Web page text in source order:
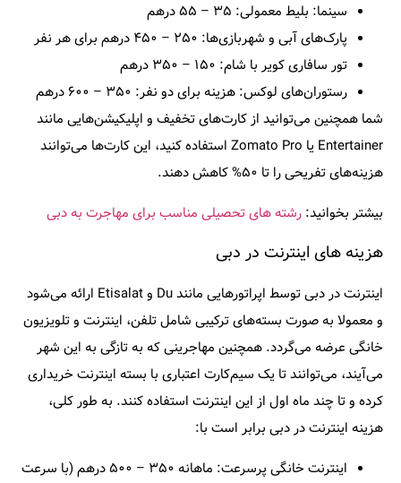
سینما: بلیط معمولی: ۳۵ – ۵۵ درهم
پارک‌های آبی و شهربازی‌ها: ۲۵۰ – ۴۵۰ درهم برای هر نفر
تور سافاری کویر با شام: ۱۵۰ – ۳۵۰ درهم
رستوران‌های لوکس: هزینه برای دو نفر: ۳۵۰ – ۶۰۰ درهم
شما همچنین می‌توانید از کارت‌های تخفیف و اپلیکیشن‌هایی مانند
Entertainer یا Zomato Pro استفاده کنید، این کارت‌ها می‌توانند
هزینه‌های تفریحی را تا ۵۰% کاهش دهند.
بیشتر بخوانید: رشته های تحصیلی مناسب برای مهاجرت به دبی
هزینه های اینترنت در دبی
اینترنت در دبی توسط اپراتورهایی مانندDu وEtisalat ارائه می‌شود
و معمولا به صورت بسته‌های ترکیبی شامل تلفن، اینترنت و تلویزیون
خانگی عرضه می‌گردد. همچنین مهاجرینی که به تازگی به این شهر
می‌آیند، می‌توانند تا یک سیم‌کارت اعتباری با بسته اینترنت خریداری
کرده و تا چند ماه اول از این اینترنت استفاده کنند. به طور کلی،
هزینه اینترنت در دبی برابر است با:
اینترنت خانگی پرسرعت: ماهانه ۳۵۰ – ۵۰۰ درهم (با سرعت